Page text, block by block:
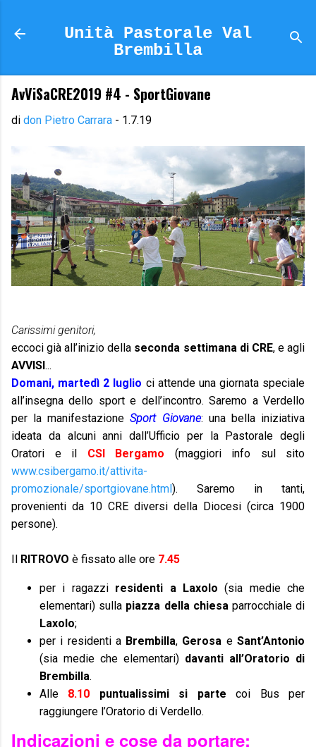
Unità Pastorale Val
Brembilla
AvViSaCRE2019 #4 - SportGiovane
di don Pietro Carrara - 1.7.19
Carissimi genitori,
eccoci già all’inizio della seconda settimana di CRE, e agli
AVVISI...
Domani, martedì 2 luglio ci attende una giornata speciale
all’insegna dello sport e dell’incontro. Saremo a Verdello
per la manifestazioneSport Giovane: una bella iniziativa
ideata da alcuni anni dall’Ufficio per la Pastorale degli
Oratori e il CSI Bergamo (maggiori info sul sito
www.csibergamo.it/attivita-
promozionale/sportgiovane.html). Saremo in tanti,
provenienti da 10 CRE diversi della Diocesi (circa 1900
persone).
Il RITROVO è fissato alle ore 7.45
per i ragazzi residenti a Laxolo (sia medie che
elementari) sulla piazza della chiesaparrocchiale di
Laxolo;
per i residenti a Brembilla, Gerosa eSant’Antonio
(sia medie che elementari) davanti all’Oratorio di
Brembilla.
Alle 8.10 puntualissimi si parte coi Bus per
raggiungere l’Oratorio di Verdello.
Indicazioni e cose da portare: